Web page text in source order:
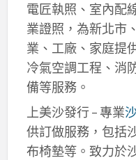
電匠執照、室內配
業證照，為新北市
業、工廠、家庭提
冷氣空調工程、消
備等服務。
上美沙發行 – 專業
供訂做服務，包括
布椅墊等。致力於